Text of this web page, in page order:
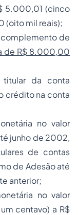
5.000,01 (cinco
(oito mil reais);
de
de R$ 8.000,00
da conta
crédito na conta
no valor
junho de 2002,
de contas
de Adesão até
anterior;
no valor
centavo) a R$